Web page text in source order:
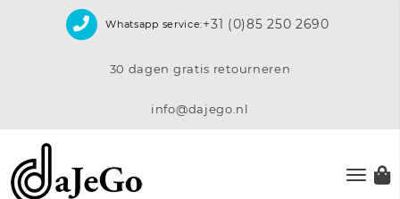
Whatsapp service:+31 (0)85 250 2690
30 dagen gratis retourneren
info@dajego.nl